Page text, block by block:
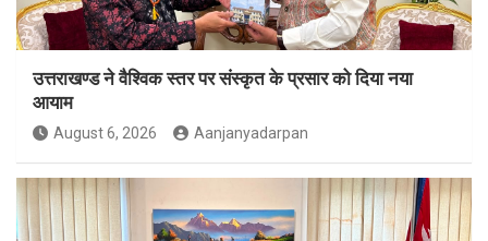
उत्तराखण्ड ने वैश्विक स्तर पर संस्कृत के प्रसार को दिया नया
आयाम
August 6, 2026 Aanjanyadarpan